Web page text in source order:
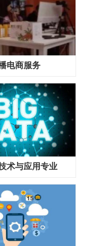
电商服务
术与应用专业